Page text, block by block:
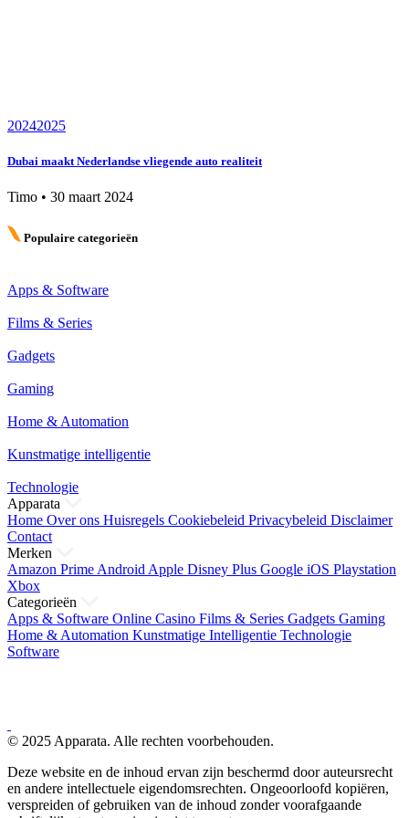
20242025
Dubai maakt Nederlandse vliegende auto realiteit
Timo • 30 maart 2024
Populaire categorieën
Apps & Software
Films & Series
Gadgets
Gaming
Home & Automation
Kunstmatige intelligentie
Technologie
Apparata
Home Over ons Huisregels Cookiebeleid Privacybeleid Disclaimer
Contact
Merken
Amazon Prime Android Apple Disney Plus Google iOS Playstation
Xbox
Categorieën
Apps & Software Online Casino Films & Series Gadgets Gaming
Home & Automation Kunstmatige Intelligentie Technologie
Software
© 2025 Apparata. Alle rechten voorbehouden.
Deze website en de inhoud ervan zijn beschermd door auteursrecht
en andere intellectuele eigendomsrechten. Ongeoorloofd kopiëren,
verspreiden of gebruiken van de inhoud zonder voorafgaande